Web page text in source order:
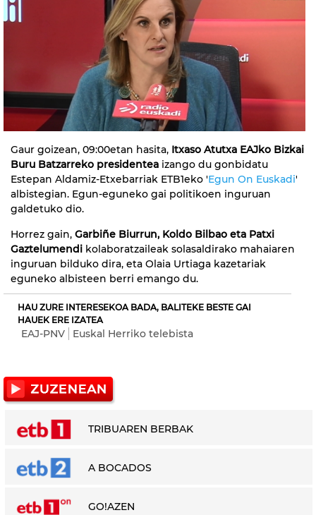
Gaur goizean, 09:00etan hasita, Itxaso Atutxa EAJko Bizkai
Buru Batzarreko presidentea izango du gonbidatu
Estepan Aldamiz-Etxebarriak ETB1eko 'Egun On Euskadi'
albistegian. Egun-eguneko gai politikoen inguruan
galdetuko dio.
Horrez gain, Garbiñe Biurrun, Koldo Bilbao eta Patxi
Gaztelumendi kolaboratzaileak solasaldirako mahaiaren
inguruan bilduko dira, eta Olaia Urtiaga kazetariak
eguneko albisteen berri emango du.
HAU ZURE INTERESEKOA BADA, BALITEKE BESTE GAI
HAUEK ERE IZATEA
EAJ-PNV Euskal Herriko telebista
TRIBUAREN BERBAK
A BOCADOS
GO!AZEN